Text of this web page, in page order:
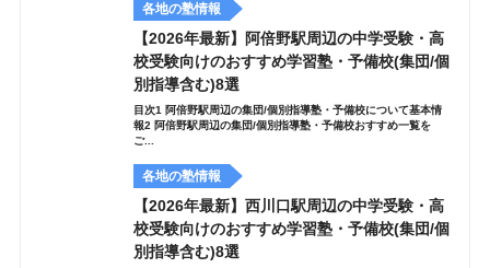
各地の塾情報
【2026年最新】阿倍野駅周辺の中学受験・高
校受験向けのおすすめ学習塾・予備校(集団/個
別指導含む)8選
目次1 阿倍野駅周辺の集団/個別指導塾・予備校について基本情
報2 阿倍野駅周辺の集団/個別指導塾・予備校おすすめ一覧を
ご...
各地の塾情報
【2026年最新】西川口駅周辺の中学受験・高
校受験向けのおすすめ学習塾・予備校(集団/個
別指導含む)8選